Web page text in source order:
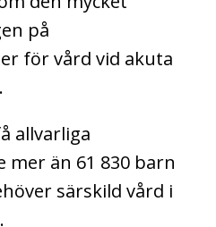
på
för vård vid akuta
allvarliga
mer än 61 830 barn
särskild vård i